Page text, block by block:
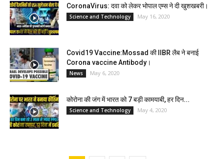
CoronaVirus: दवा को लेकर भोपाल एम्स ने दी खुशखबरी।
Science and Technology May 16, 2020
Covid19 Vaccine:Mossad की IIBR लैब ने बनाई
Corona vaccine Antibody।
News May 6, 2020
कोरोना की जंग में भारत को 7 बड़ी कामयाबी, हर दिन...
Science and Technology May 4, 2020